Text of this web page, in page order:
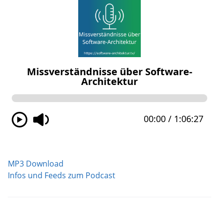
MP3 Download
Infos und Feeds zum Podcast